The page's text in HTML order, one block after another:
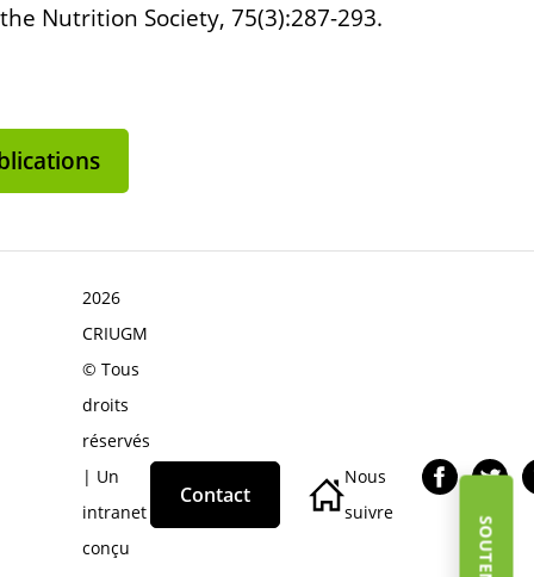
Nutrition Society, 75(3):287-293.
2026
CRIUGM
© Tous
droits
réservés
| Un
intranet
conçu
Contact
Nous
suivre